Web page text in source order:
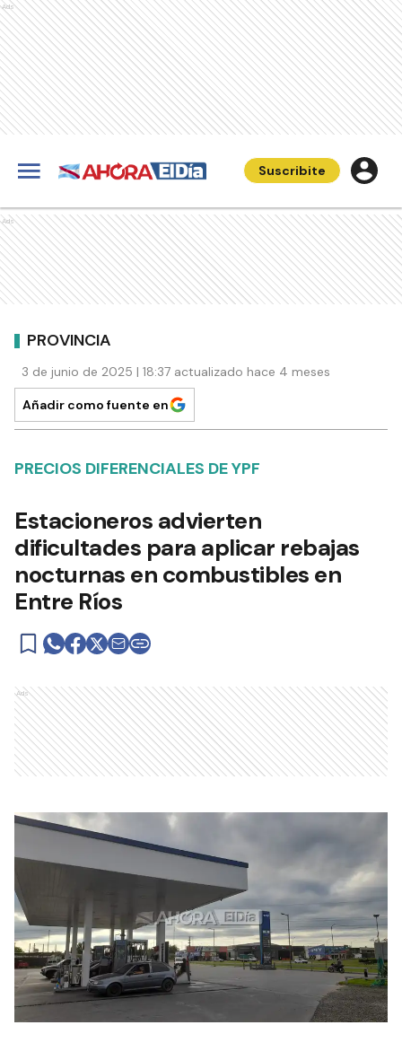
Ads
Suscribite
Ads
PROVINCIA
3 de junio de 2025 | 18:37 actualizado hace 4 meses
Añadir como fuente en
PRECIOS DIFERENCIALES DE YPF
Estacioneros advierten
dificultades para aplicar rebajas
nocturnas en combustibles en
Entre Ríos
Ads